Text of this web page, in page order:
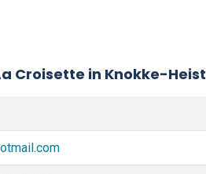
Croisette in Knokke-Heist